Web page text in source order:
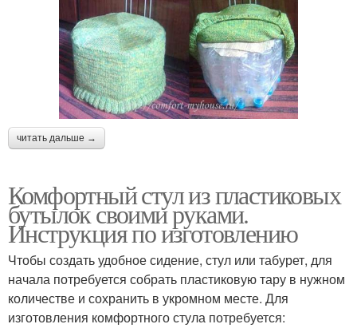
читать дальше →
Комфортный стул из пластиковых
бутылок своими руками.
Инструкция по изготовлению
Чтобы создать удобное сидение, стул или табурет, для
начала потребуется собрать пластиковую тару в нужном
количестве и сохранить в укромном месте. Для
изготовления комфортного стула потребуется: